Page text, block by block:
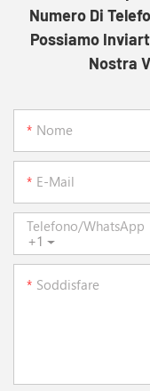
Numero Di
Possiamo
Nostra
Nome
E-Mail
+1
Telefono/WhatsApp
Soddisfare